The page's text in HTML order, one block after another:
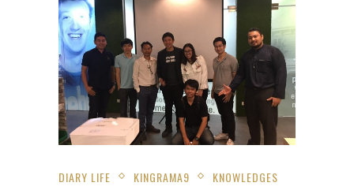
DIARY LIFE KINGRAMA9 KNOWLEDGES